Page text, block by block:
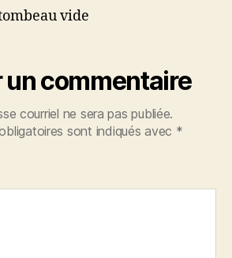
vide
un commentaire
courriel ne sera pas publiée.
sont indiqués avec *